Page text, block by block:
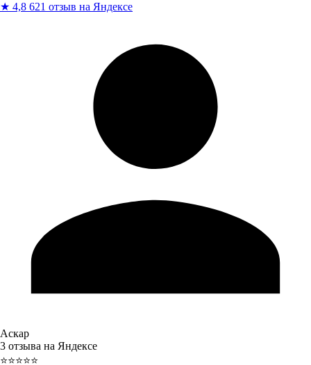
★ 4,8 621 отзыв на Яндексе
Аскар
3 отзыва на Яндексе
⭐⭐⭐⭐⭐